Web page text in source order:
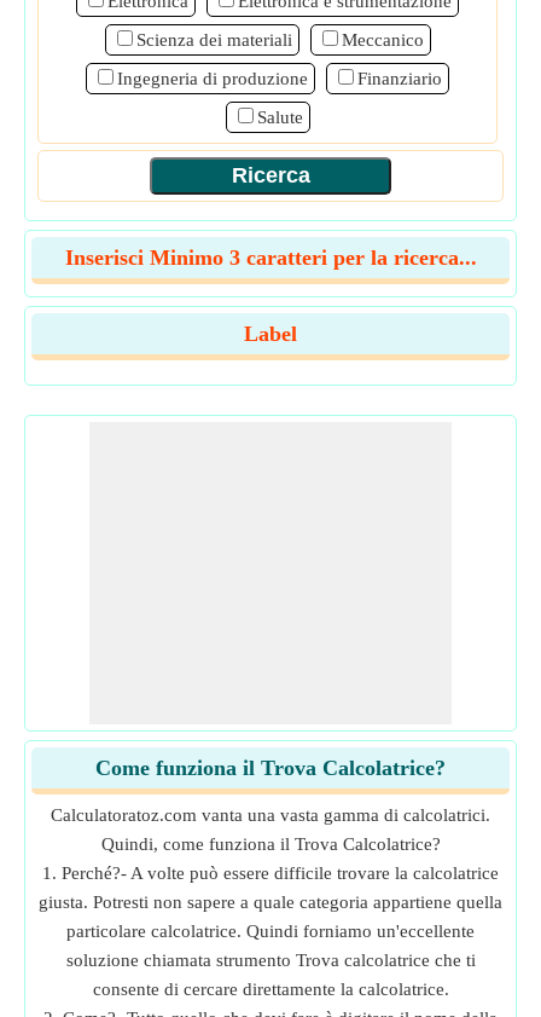
Scienza dei materiali
Meccanico
Ingegneria di produzione
Finanziario
Salute
Inserisci Minimo 3 caratteri per la ricerca...
Label
Come funziona il Trova Calcolatrice?
Calculatoratoz.com vanta una vasta gamma di calcolatrici.
Quindi, come funziona il Trova Calcolatrice?
1. Perché?- A volte può essere difficile trovare la calcolatrice
giusta. Potresti non sapere a quale categoria appartiene quella
particolare calcolatrice. Quindi forniamo un'eccellente
soluzione chiamata strumento Trova calcolatrice che ti
consente di cercare direttamente la calcolatrice.